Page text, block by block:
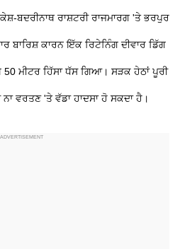
ਬਦਰੀਨਾਥ ਰਾਸ਼ਟਰੀ ਰਾਜਮਾਰਗ 'ਤੇ ਭਰਪੁਰ
ਬਾਰਿਸ਼ ਕਾਰਨ ਇੱਕ ਰਿਟੇਨਿੰਗ ਦੀਵਾਰ ਡਿੱਗ
ਮੀਟਰ ਹਿੱਸਾ ਧੱਸ ਗਿਆ। ਸੜਕ ਹੇਠਾਂ ਪੂਰੀ
ਵਰਤਣ 'ਤੇ ਵੱਡਾ ਹਾਦਸਾ ਹੋ ਸਕਦਾ ਹੈ।